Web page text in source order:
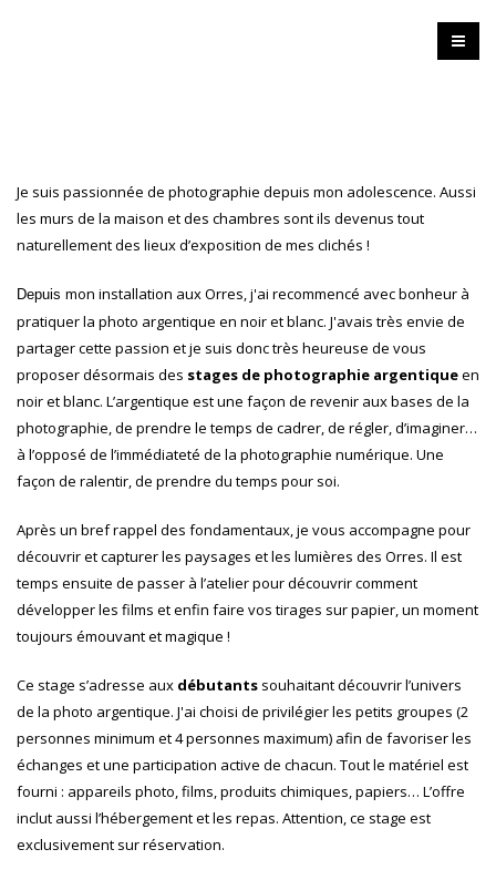
Je suis passionnée de photographie depuis mon adolescence. Aussi
les murs de la maison et des chambres sont ils devenus tout
naturellement des lieux d’exposition de mes clichés !
Depuis mon installation aux Orres, j'ai recommencé avec bonheur à
pratiquer la photo argentique en noir et blanc. J'avais très envie de
partager cette passion et je suis donc très heureuse de vous
proposer désormais des stages de photographie argentiqueen
noir et blanc. L’argentique est une façon de revenir aux bases de la
photographie, de prendre le temps de cadrer, de régler, d’imaginer…
à l’opposé de l’immédiateté de la photographie numérique. Une
façon de ralentir, de prendre du temps pour soi.
Après un bref rappel des fondamentaux, je vous accompagne pour
découvrir et capturer les paysages et les lumières des Orres. Il est
temps ensuite de passer à l’atelier pour découvrir comment
développer les films et enfin faire vos tirages sur papier, un moment
toujours émouvant et magique !
Ce stage s’adresse aux débutants souhaitant découvrir l’univers
de la photo argentique. J'ai choisi de privilégier les petits groupes (2
personnes minimum et 4 personnes maximum) afin de favoriser les
échanges et une participation active de chacun. Tout le matériel est
fourni : appareils photo, films, produits chimiques, papiers… L’offre
inclut aussi l’hébergement et les repas. Attention, ce stage est
exclusivement sur réservation.